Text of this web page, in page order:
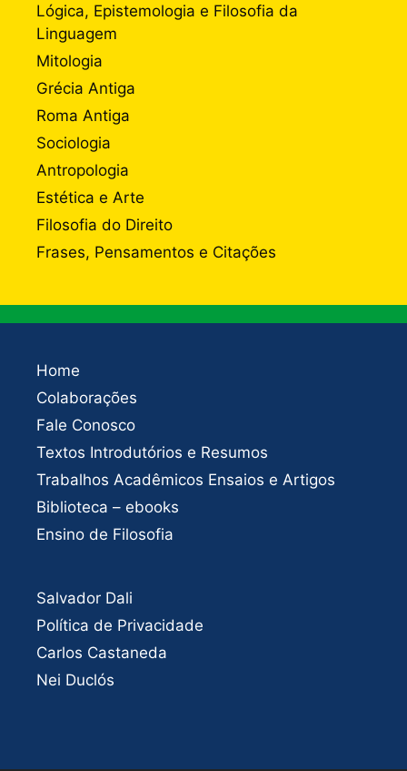
Lógica, Epistemologia e Filosofia da
Linguagem
Mitologia
Grécia Antiga
Roma Antiga
Sociologia
Antropologia
Estética e Arte
Filosofia do Direito
Frases, Pensamentos e Citações
Home
Colaborações
Fale Conosco
Textos Introdutórios e Resumos
Trabalhos Acadêmicos Ensaios e Artigos
Biblioteca – ebooks
Ensino de Filosofia
Salvador Dali
Política de Privacidade
Carlos Castaneda
Nei Duclós